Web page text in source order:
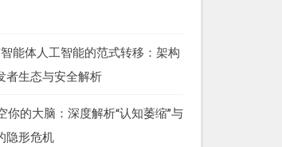
能体人工智能的范式转移：架构
者生态与安全解析
你的大脑：深度解析“认知萎缩”与
隐形危机